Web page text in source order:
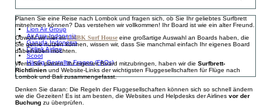
Lion Air Group
Air Asia Indonesia
Garuda Indonesia
Citilink Airline
Scoot
Häufig Gestellte Fragen (FAQs)
Planen Sie eine Reise nach Lombok und fragen sich, ob Sie Ihr geliebtes Surfbrett
mitnehmen können? Das verstehen wir vollkommen! Ihr Board ist wie ein alter Freund.
Obwohl wir hier imLMBK Surf House eine großartige Auswahl an Boards haben, die
Sie gerne nutzen können, wissen wir, dass Sie manchmal einfach Ihr eigenes Board
dabeihaben möchten.
Wenn Sie planen, Ihr eigenes Board mitzubringen, haben wir dieSurfbrett-
Richtlinien und Website-Links der wichtigsten Fluggesellschaften für Flüge nach
Lombok und Bali zusammengefasst.
Denken Sie daran: Die Regeln der Fluggesellschaften können sich so schnell ändern
wie die Gezeiten! Es ist am besten, die Websites und Helpdesks der Airlinesvor der
Buchung zu überprüfen.